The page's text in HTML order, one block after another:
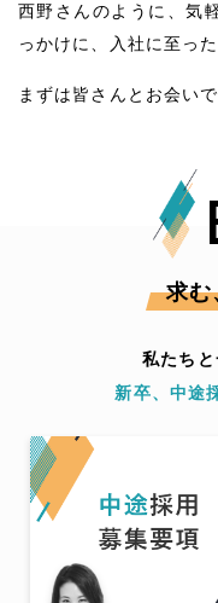
西野さんのように、気
っかけに、入社に至っ
まずは皆さんとお会い
求む
私たち
新卒、中途